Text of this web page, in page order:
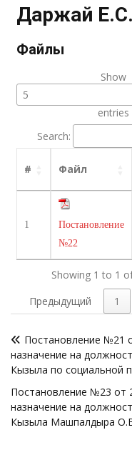
Даржай Е.С.
Файлы
Show
entries
Search:
# Файл
1
Постановление
№22
Showing 1 to 1
Предыдущий
1
по
записям
Постановление №21
назначение на
Кызыла по социальной
Постановление №23 от
назначение на
Кызыла Машпалдыра